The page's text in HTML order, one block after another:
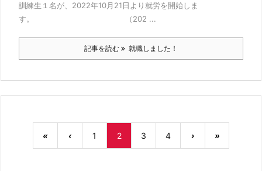
訓練生１名が、2022年10月21日より就労を開始しま
す。 （202 ...
記事を読む 就職しました！
« ‹ 1 2 3 4 › »